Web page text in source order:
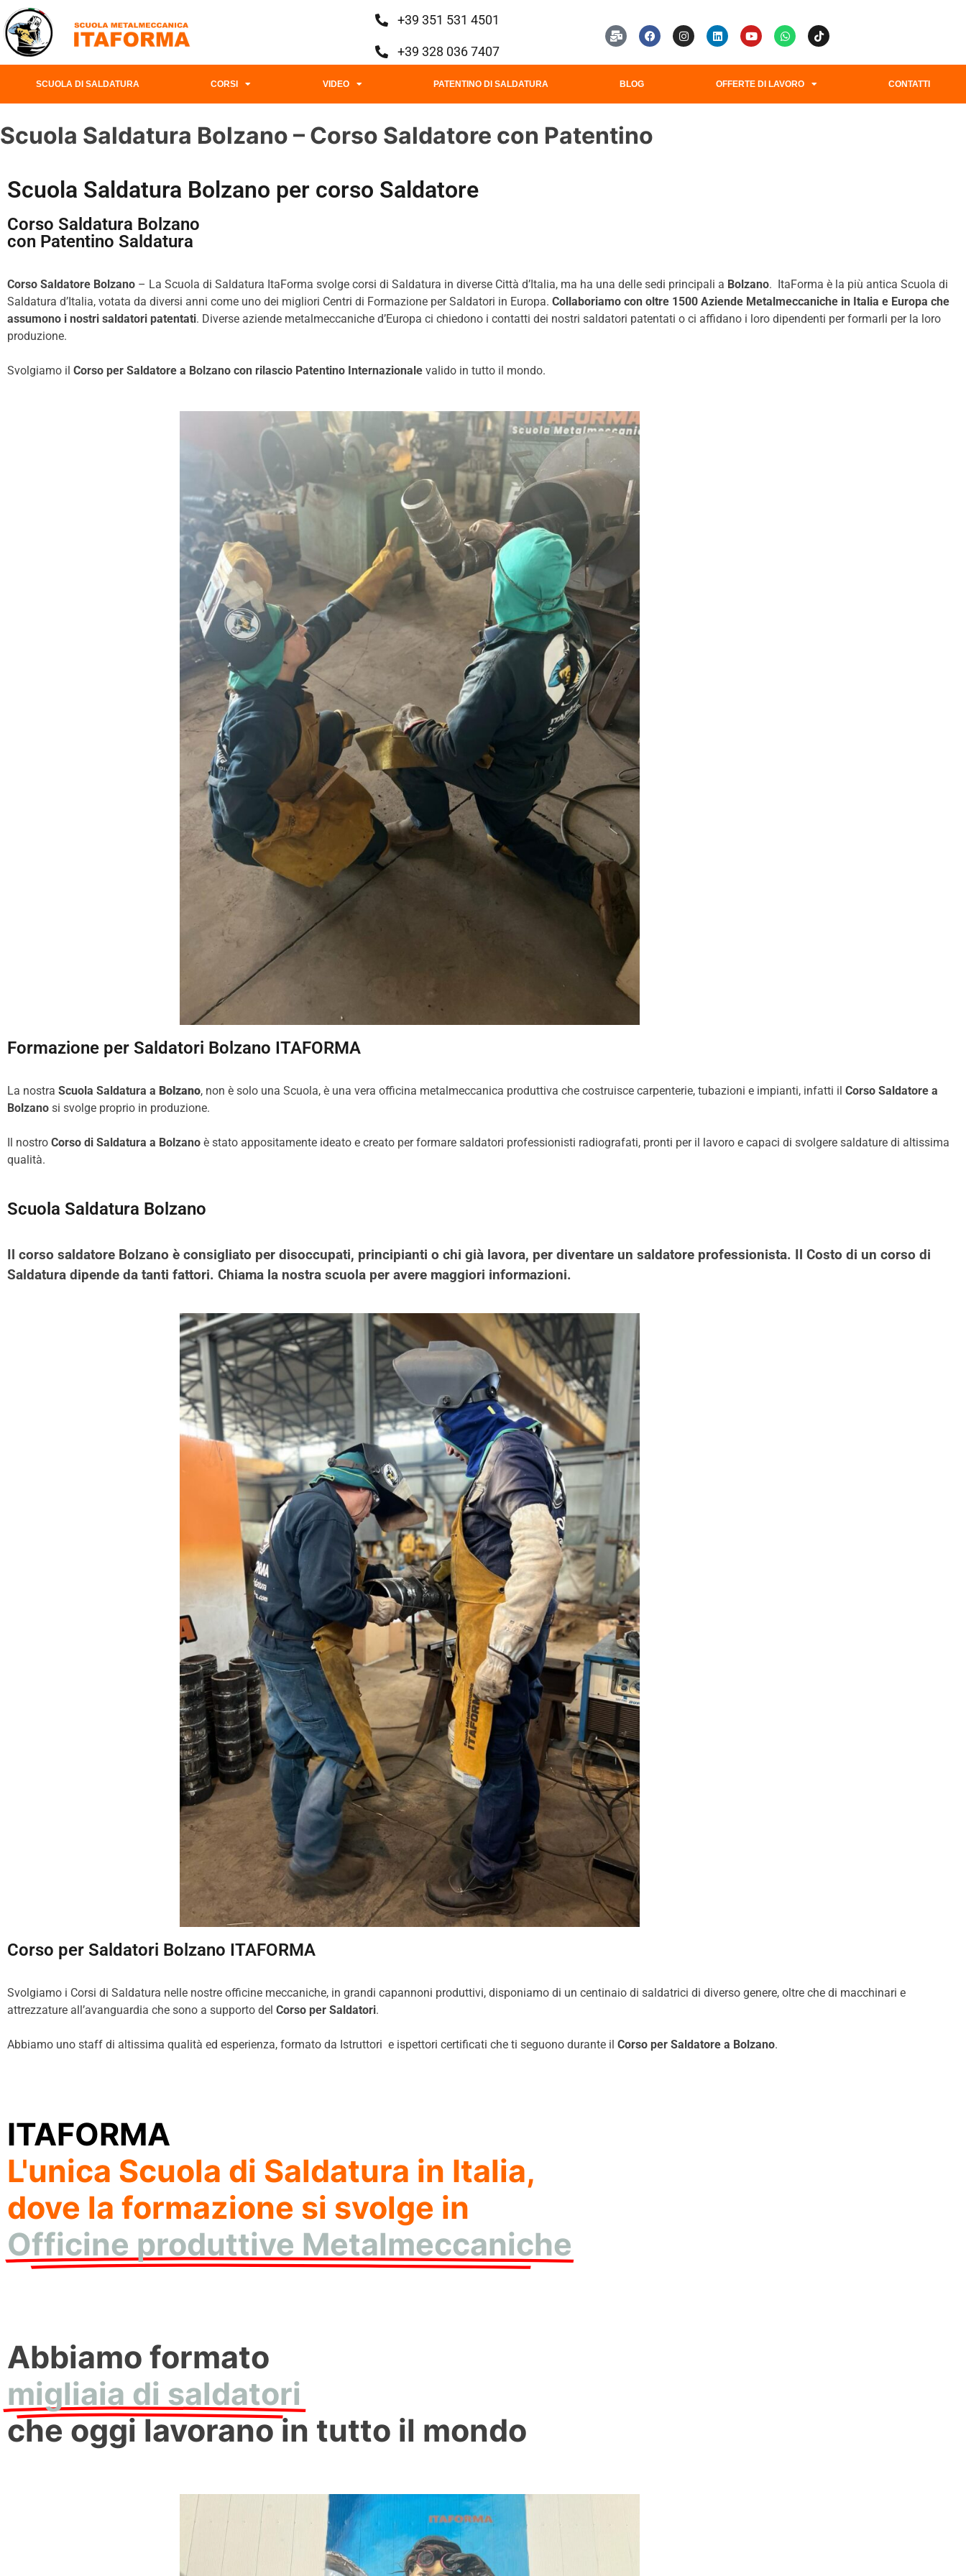
+39 351 531 4501
+39 328 036 7407
SCUOLA DI SALDATURA CORSI VIDEO PATENTINO DI SALDATURA BLOG OFFERTE DI LAVORO CONTATTI
Scuola Saldatura Bolzano – Corso Saldatore con Patentino
Scuola Saldatura Bolzano per corso Saldatore
Corso Saldatura Bolzano
con Patentino Saldatura
Corso Saldatore Bolzano – La Scuola di Saldatura ItaForma svolge corsi di Saldatura in diverse Città d’Italia, ma ha una delle sedi principali a Bolzano. ItaForma è la più antica Scuola di
Saldatura d’Italia, votata da diversi anni come uno dei migliori Centri di Formazione per Saldatori in Europa. Collaboriamo con oltre 1500 Aziende Metalmeccaniche in Italia e Europa che
assumono i nostri saldatori patentati. Diverse aziende metalmeccaniche d’Europa ci chiedono i contatti dei nostri saldatori patentati o ci affidano i loro dipendenti per formarli per la loro
produzione.
Svolgiamo il Corso per Saldatore a Bolzano con rilascio Patentino Internazionale valido in tutto il mondo.
Formazione per Saldatori Bolzano ITAFORMA
La nostra Scuola Saldatura a Bolzano, non è solo una Scuola, è una vera officina metalmeccanica produttiva che costruisce carpenterie, tubazioni e impianti, infatti il Corso Saldatore a
Bolzano si svolge proprio in produzione.
Il nostro Corso di Saldatura a Bolzano è stato appositamente ideato e creato per formare saldatori professionisti radiografati, pronti per il lavoro e capaci di svolgere saldature di altissima
qualità.
Scuola Saldatura Bolzano
Il corso saldatore Bolzano è consigliato per disoccupati, principianti o chi già lavora, per diventare un saldatore professionista. Il Costo di un corso di
Saldatura dipende da tanti fattori. Chiama la nostra scuola per avere maggiori informazioni.
Corso per Saldatori Bolzano ITAFORMA
Svolgiamo i Corsi di Saldatura nelle nostre officine meccaniche, in grandi capannoni produttivi, disponiamo di un centinaio di saldatrici di diverso genere, oltre che di macchinari e
attrezzature all’avanguardia che sono a supporto del Corso per Saldatori.
Abbiamo uno staff di altissima qualità ed esperienza, formato da Istruttori e ispettori certificati che ti seguono durante il Corso per Saldatore a Bolzano.
ITAFORMA
L'unica Scuola di Saldatura in Italia,
dove la formazione si svolge in
Officine produttive Metalmeccaniche
Abbiamo formato
migliaia di saldatori
che oggi lavorano in tutto il mondo